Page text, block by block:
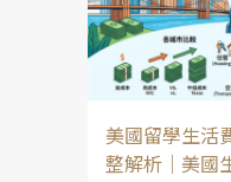
美國留學生活
整解析｜美國